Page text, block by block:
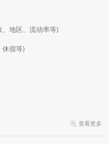
地区、流动率等)
假等)
查看更多